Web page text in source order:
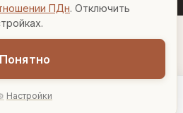
− 1
ПДн. Отключить
Понятно
Настройки
до 5000₽ Сочетание металлов